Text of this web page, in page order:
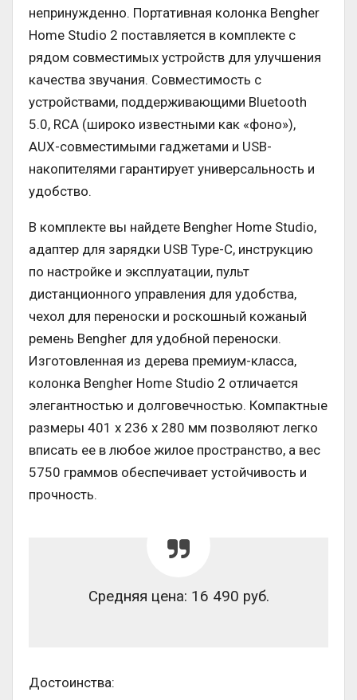
непринужденно. Портативная колонка Bengher
Home Studio 2 поставляется в комплекте с
рядом совместимых устройств для улучшения
качества звучания. Совместимость с
устройствами, поддерживающими Bluetooth
5.0, RCA (широко известными как «фоно»),
AUX-совместимыми гаджетами и USB-
накопителями гарантирует универсальность и
удобство.
В комплекте вы найдете Bengher Home Studio,
адаптер для зарядки USB Type-C, инструкцию
по настройке и эксплуатации, пульт
дистанционного управления для удобства,
чехол для переноски и роскошный кожаный
ремень Bengher для удобной переноски.
Изготовленная из дерева премиум-класса,
колонка Bengher Home Studio 2 отличается
элегантностью и долговечностью. Компактные
размеры 401 x 236 x 280 мм позволяют легко
вписать ее в любое жилое пространство, а вес
5750 граммов обеспечивает устойчивость и
прочность.
Средняя цена: 16 490 руб.
Достоинства: